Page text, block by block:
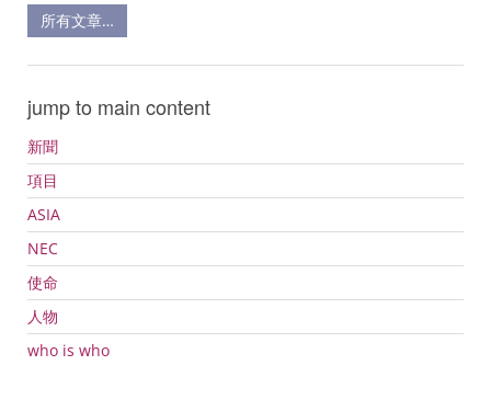
所有文章…
jump to main content
新聞
項目
ASIA
NEC
使命
人物
who is who